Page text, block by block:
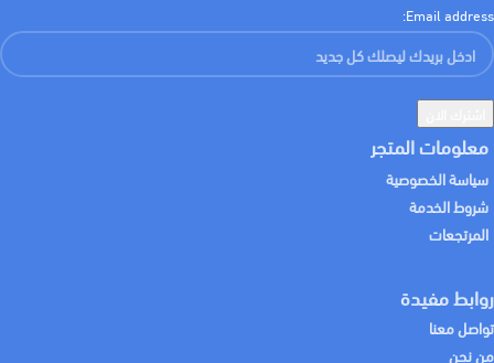
Email address:
معلومات المتجر
سياسة الخصوصية
شروط الخدمة
المرتجعات
روابط مفيدة
تواصل معنا
من نحن